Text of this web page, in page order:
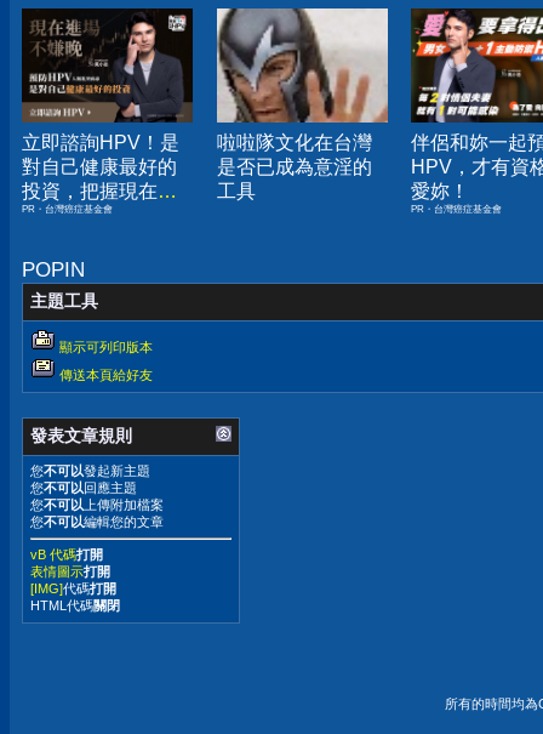
立即諮詢HPV！是
對自己健康最好的
投資，把握現在不
嫌晚！
PR・台灣癌症基金會
啦啦隊文化在台灣
是否已成為意淫的
工具
伴侶和妳一起
HPV，才有資
愛妳！
PR・台灣癌症基金會
POPIN
主題工具
顯示可列印版本
傳送本頁給好友
發表文章規則
您不可以發起新主題
您不可以回應主題
您不可以 上傳附加檔案
您不可以編輯您的文章
vB 代碼打開
表情圖示打開
[IMG]代碼打開
HTML代碼關閉
所有的時間均為